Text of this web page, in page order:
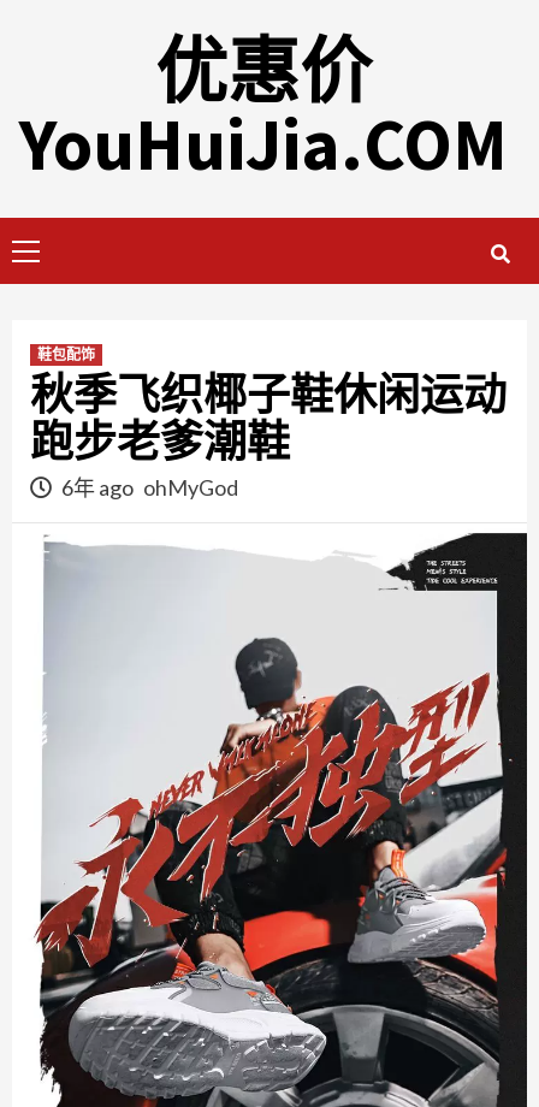
优惠价
YouHuiJia.COM
Menu
鞋包配饰
秋季飞织椰子鞋休闲运动
跑步老爹潮鞋
6年 ago ohMyGod